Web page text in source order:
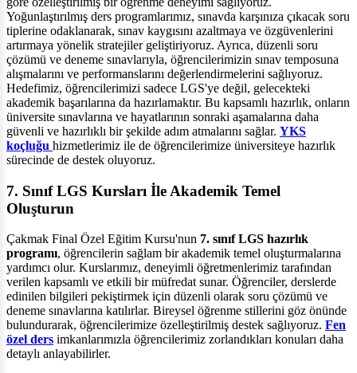
Yoğunlaştırılmış ders programlarımız, sınavda karşınıza çıkacak soru
tiplerine odaklanarak, sınav kaygısını azaltmaya ve özgüvenlerini
artırmaya yönelik stratejiler geliştiriyoruz. Ayrıca, düzenli soru
çözümü ve deneme sınavlarıyla, öğrencilerimizin sınav temposuna
alışmalarını ve performanslarını değerlendirmelerini sağlıyoruz.
Hedefimiz, öğrencilerimizi sadece LGS'ye değil, gelecekteki
akademik başarılarına da hazırlamaktır. Bu kapsamlı hazırlık, onların
üniversite sınavlarına ve hayatlarının sonraki aşamalarına daha
güvenli ve hazırlıklı bir şekilde adım atmalarını sağlar. YKS
koçluğu hizmetlerimiz ile de öğrencilerimize üniversiteye hazırlık
sürecinde de destek oluyoruz.
7. Sınıf LGS Kursları İle Akademik Temel
Oluşturun
Çakmak Final Özel Eğitim Kursu'nun 7. sınıf LGS hazırlık
programı, öğrencilerin sağlam bir akademik temel oluşturmalarına
yardımcı olur. Kurslarımız, deneyimli öğretmenlerimiz tarafından
verilen kapsamlı ve etkili bir müfredat sunar. Öğrenciler, derslerde
edinilen bilgileri pekiştirmek için düzenli olarak soru çözümü ve
deneme sınavlarına katılırlar. Bireysel öğrenme stillerini göz önünde
bulundurarak, öğrencilerimize özelleştirilmiş destek sağlıyoruz. Fen
özel ders imkanlarımızla öğrencilerimiz zorlandıkları konuları daha
detaylı anlayabilirler.